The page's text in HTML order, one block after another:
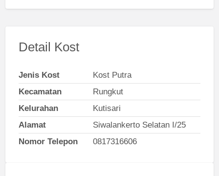
Detail Kost
Jenis Kost
Kost Putra
Kecamatan
Rungkut
Kelurahan
Kutisari
Alamat
Siwalankerto Selatan I/25
Nomor Telepon
0817316606